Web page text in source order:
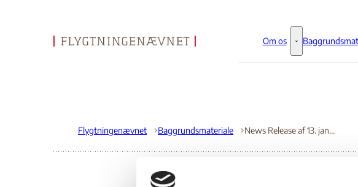
Gå til forsiden
Om os Om os - Flere
Flygtningenævnet Baggrundsmateriale News Release af 13. januar 2001